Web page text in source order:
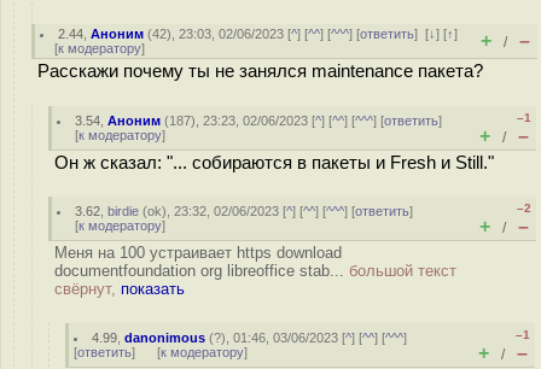
2.44 ,Аноним (42), 23:03, 02/06/2023 [^] [^^] [^^^] [ответить][↓] [↑]
[к модератору] + / –
Расскажи почему ты не занялся maintenance пакета?
3.54 ,Аноним (187), 23:23, 02/06/2023 [^] [^^] [^^^] [ответить]
[к модератору]
–1
+ / –
Он ж сказал: "... собираются в пакеты и Fresh и Still."
3.62 ,birdie (ok), 23:32, 02/06/2023 [^] [^^] [^^^] [ответить]
[к модератору]
–2
+ / –
Меня на 100 устраивает https download
documentfoundation org libreoffice stab... большой текст
свёрнут, показать
4.99 ,danonimous (?), 01:46, 03/06/2023 [^] [^^] [^^^]
[ответить] [к модератору]
–1
+ / –